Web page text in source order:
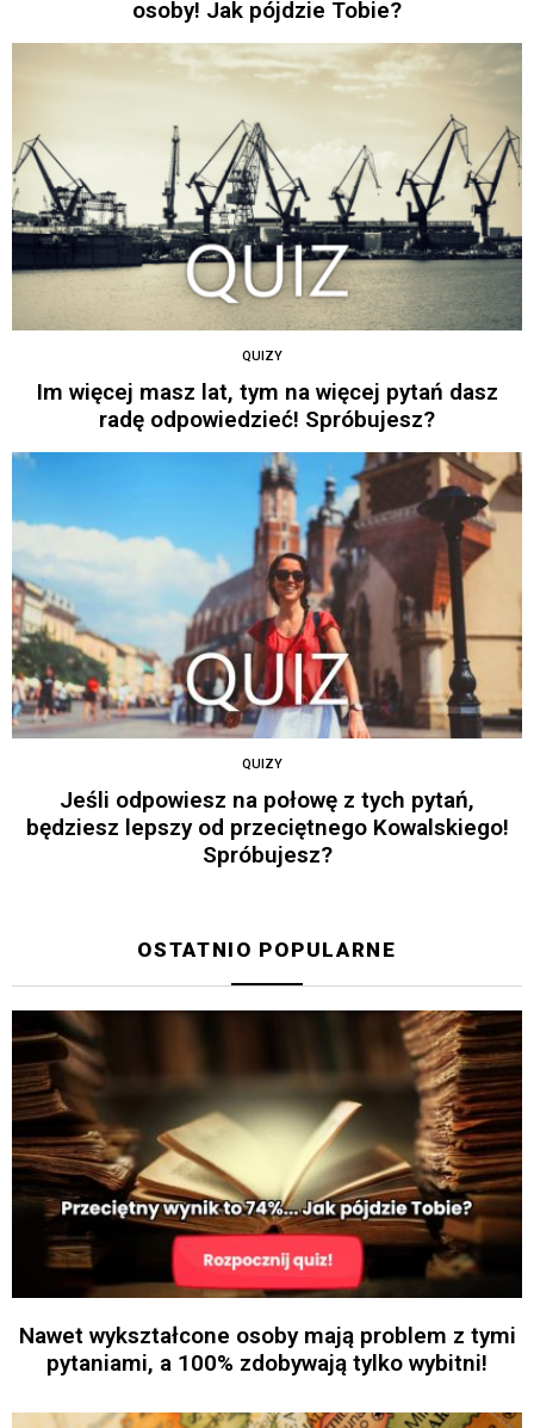
osoby! Jak pójdzie Tobie?
QUIZY
Im więcej masz lat, tym na więcej pytań dasz
radę odpowiedzieć! Spróbujesz?
QUIZY
Jeśli odpowiesz na połowę z tych pytań,
będziesz lepszy od przeciętnego Kowalskiego!
Spróbujesz?
OSTATNIO POPULARNE
Nawet wykształcone osoby mają problem z tymi
pytaniami, a 100% zdobywają tylko wybitni!